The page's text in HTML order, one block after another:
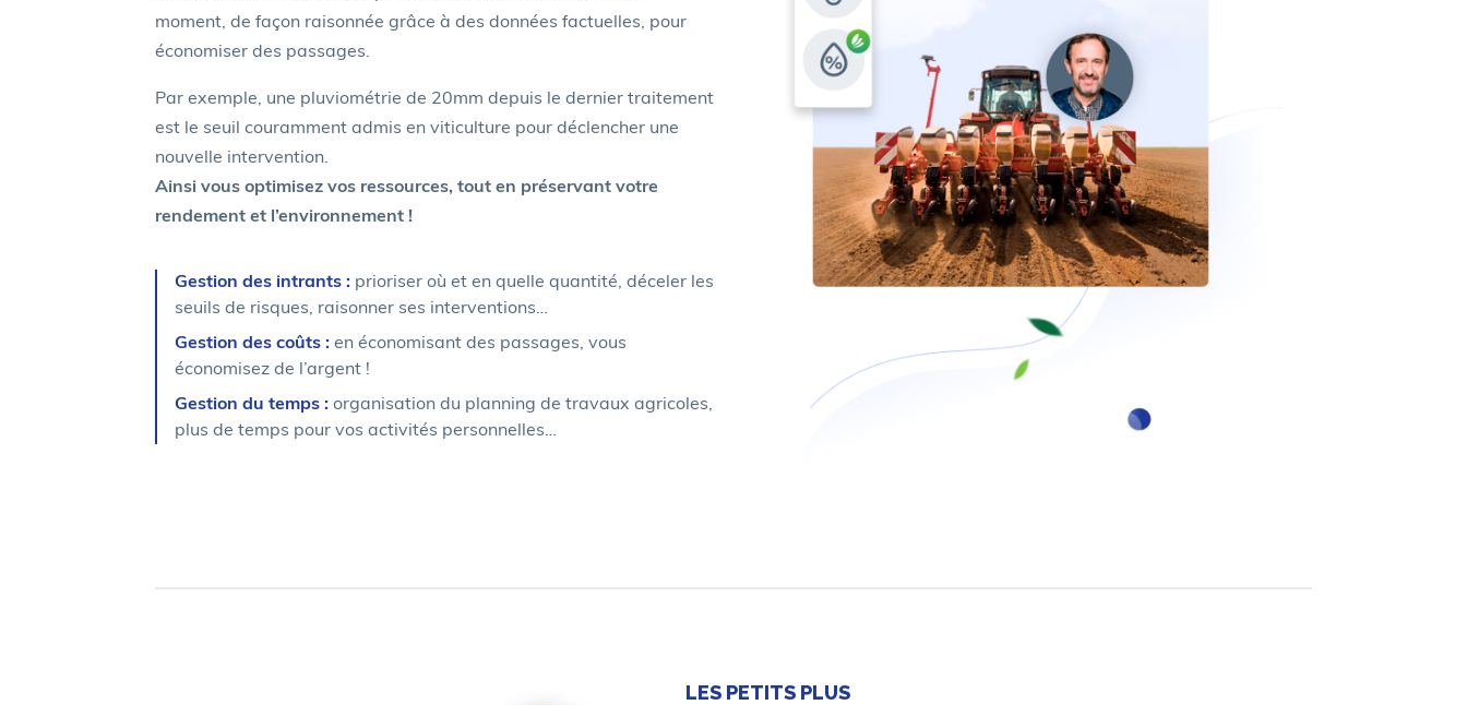
moment, de façon raisonnée grâce à des données factuelles, pour
économiser des passages.
Par exemple, une pluviométrie de 20mm depuis le dernier traitement
est le seuil couramment admis en viticulture pour déclencher une
nouvelle intervention.
Ainsi vous optimisez vos ressources, tout en préservant votre
rendement et l’environnement !
Gestion des intrants : prioriser où et en quelle quantité, déceler les
seuils de risques, raisonner ses interventions…
Gestion des coûts : en économisant des passages, vous
économisez de l’argent !
Gestion du temps : organisation du planning de travaux agricoles,
plus de temps pour vos activités personnelles…
LES PETITS PLUS